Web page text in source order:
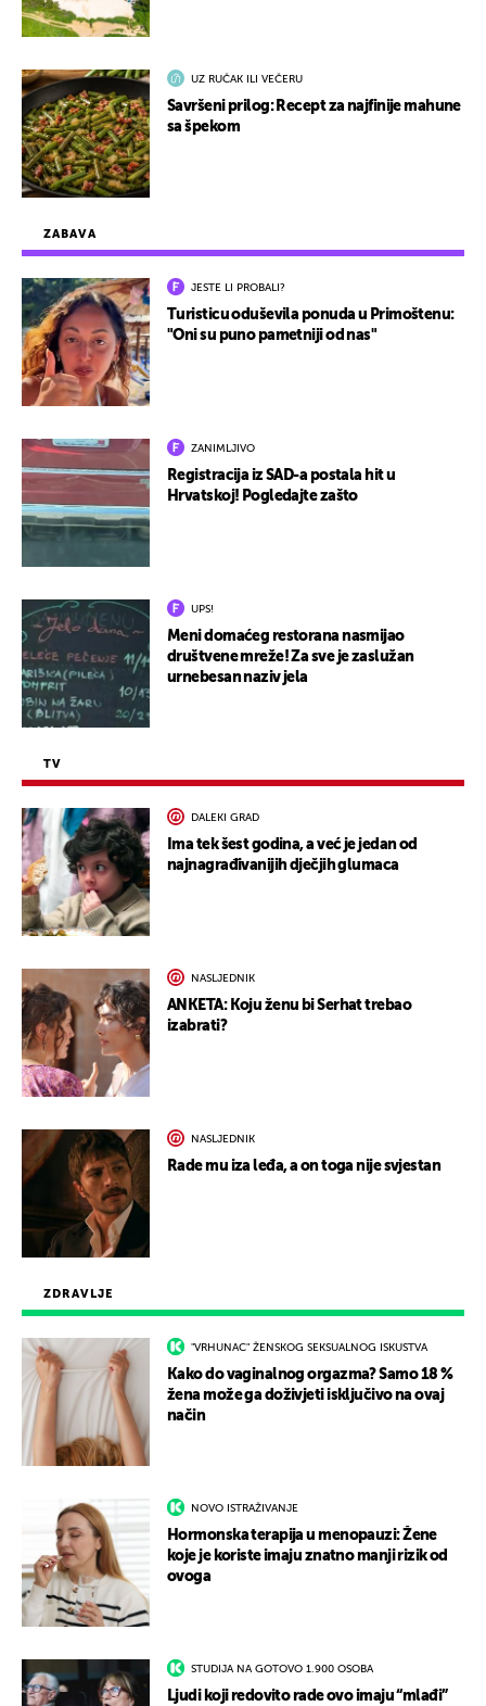
ZDRAVLJE
"VRHUNAC" ŽENSKOG SEKSUALNOG ISKUSTVA
Kako do vaginalnog orgazma? Samo 18 %
žena može ga doživjeti isključivo na ovaj
način
NOVO ISTRAŽIVANJE
Hormonska terapija u menopauzi: Žene
koje je koriste imaju znatno manji rizik od
ovoga
STUDIJA NA GOTOVO 1.900 OSOBA
Ljudi koji redovito rade ovo imaju “mlađi”
ZABAVA
JESTE LI PROBALI?
Turisticu oduševila ponuda u Primoštenu:
"Oni su puno pametniji od nas"
ZANIMLJIVO
Registracija iz SAD-a postala hit u
Hrvatskoj! Pogledajte zašto
UPS!
Meni domaćeg restorana nasmijao
društvene mreže! Za sve je zaslužan
urnebesan naziv jela
TV
DALEKI GRAD
Ima tek šest godina, a već je jedan od
najnagrađivanijih dječjih glumaca
NASLJEDNIK
ANKETA: Koju ženu bi Serhat trebao
izabrati?
NASLJEDNIK
Rade mu iza leđa, a on toga nije svjestan
UZ RUČAK ILI VEČERU
Savršeni prilog: Recept za najfinije mahune
sa špekom